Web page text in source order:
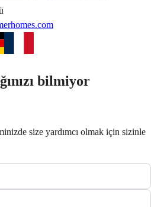
bilmiyor
size yardımcı olmak için sizinle